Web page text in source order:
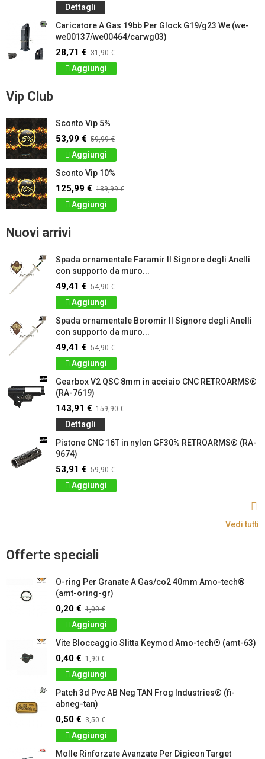
Dettagli
Caricatore A Gas 19bb Per Glock G19/g23 We (we-
we00137/we00464/carwg03)
28,71 € 31,90 €
Aggiungi
Vip Club
Sconto Vip 5%
53,99 € 59,99 €
Aggiungi
Sconto Vip 10%
125,99 € 139,99 €
Aggiungi
Nuovi arrivi
Spada ornamentale Faramir Il Signore degli Anelli
con supporto da muro...
49,41 € 54,90 €
Aggiungi
Spada ornamentale Boromir Il Signore degli Anelli
con supporto da muro...
49,41 € 54,90 €
Aggiungi
Gearbox V2 QSC 8mm in acciaio CNC RETROARMS®
(RA-7619)
143,91 € 159,90 €
Dettagli
Pistone CNC 16T in nylon GF30% RETROARMS® (RA-
9674)
53,91 € 59,90 €
Aggiungi
Vedi tutti
Offerte speciali
O-ring Per Granate A Gas/co2 40mm Amo-tech®
(amt-oring-gr)
0,20 € 1,00 €
Aggiungi
Vite Bloccaggio Slitta Keymod Amo-tech® (amt-63)
0,40 € 1,90 €
Aggiungi
Patch 3d Pvc AB Neg TAN Frog Industries® (fi-
abneg-tan)
0,50 € 3,50 €
Aggiungi
Molle Rinforzate Avanzate Per Digicon Target